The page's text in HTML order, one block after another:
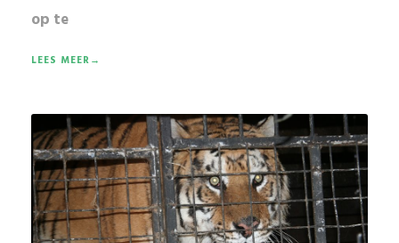
op te
LEES MEER→